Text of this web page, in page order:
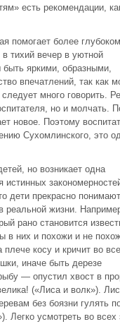
есть рекомендации,
помогает более
тихий вечер в уютной
яркими, образными,
впечатлений, так как
много говорить.
но и молчать.
новое. Поэтому
Сухомлинского, это
но возникает одна
истинных
дети прекрасно
реальной жизни.
рано становится
в них и похожи и не
косу и кричит во
иначе быть дерезе
— опустил хвост в
(«Лиса и волк»).
без боязни гулять
Легко усмотреть во всех